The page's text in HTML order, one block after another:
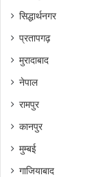
सिद्धार्थनगर
प्रतापगढ़
मुरादाबाद
नेपाल
रामपुर
कानपुर
मुम्बई
गाजियाबाद